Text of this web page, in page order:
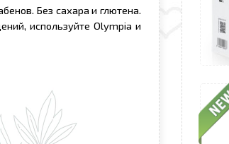
Без сахара и глютена.
используйте Olympia и